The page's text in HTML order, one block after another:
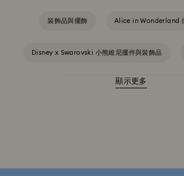
裝飾品與擺飾 Alice in Wonderland
Disney x Swarovski 小熊維尼擺件與裝飾品
MARVEL x Swarovski X-Men 擺件與裝
顯示更多